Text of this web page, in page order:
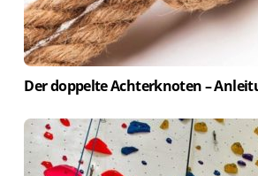
Der doppelte Achterknoten –